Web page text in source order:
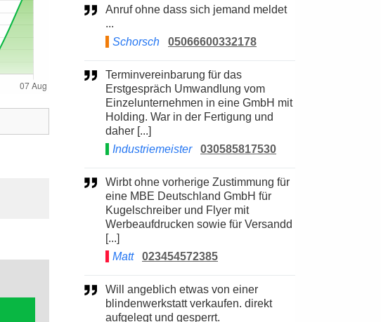
Anruf ohne dass sich jemand meldet
...
Schorsch
05066600332178
Terminvereinbarung für das
Erstgespräch Umwandlung vom
Einzelunternehmen in eine GmbH mit
Holding. War in der Fertigung und
daher [...]
Industriemeister
030585817530
Wirbt ohne vorherige Zustimmung für
eine MBE Deutschland GmbH für
Kugelschreiber und Flyer mit
Werbeaufdrucken sowie für Versandd
[...]
Matt
023454572385
Will angeblich etwas von einer
blindenwerkstatt verkaufen. direkt
aufgelegt und gesperrt.